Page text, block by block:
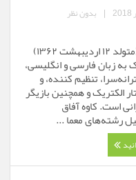
| بدون نظر
کاوه آفاق (متولد ۱۲ اردیبهشت ۱۳۶۲)
به زبان فارسی و انگلیسی،
تنظیم کننده، و
الکتریک و همچنین بازیگر
است. کاوه آفاق
رشته‌های معما ...